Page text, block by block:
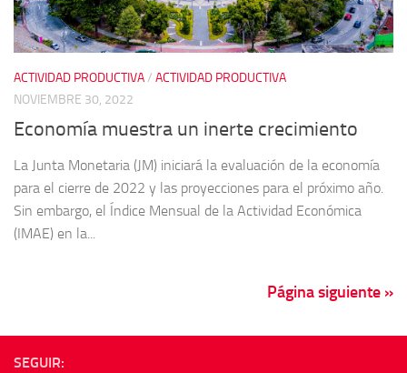
ACTIVIDAD PRODUCTIVA/ ACTIVIDAD PRODUCTIVA
NOVIEMBRE 30, 2022
Economía muestra un inerte crecimiento
La Junta Monetaria (JM) iniciará la evaluación de la economía
para el cierre de 2022 y las proyecciones para el próximo año.
Sin embargo, el Índice Mensual de la Actividad Económica
(IMAE) en la...
Página siguiente »
SEGUIR: